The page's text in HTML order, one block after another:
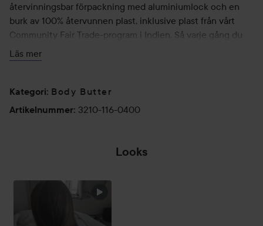
återvinningsbar förpackning med aluminiumlock och en
burk av 100% återvunnen plast, inklusive plast från vårt
Community Fair Trade-program i Indien. Så varje gång du
älskar din kropp, visar du samtidigt kärlek till planeten.
eller generöst.
Helt ärligt – det har aldrig känts så bra att älska sig själv.
1. Torka huden med handduk efter exfoliering och
3. Smörj in mycket torr hud – sparsamt eller generöst.
Läs mer
Kategori: Body Butter
Artikelnummer: 3210-116-0400
Looks